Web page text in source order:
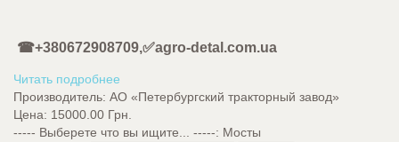
☎+380672908709,✅agro-detal.com.ua
Читать подробнее
Производитель: АО «Петербургский тракторный завод»
Цена: 15000.00 Грн.
----- Выберете что вы ищите... -----: Мосты